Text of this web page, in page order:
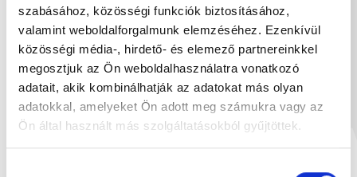
szabásához, közösségi funkciók biztosításához,
valamint weboldalforgalmunk elemzéséhez. Ezenkívül
közösségi média-, hirdető- és elemező partnereinkkel
megosztjuk az Ön weboldalhasználatra vonatkozó
adatait, akik kombinálhatják az adatokat más olyan
adatokkal, amelyeket Ön adott meg számukra vagy az
Ön által használt más szolgáltatásokból gyűjtöttek.